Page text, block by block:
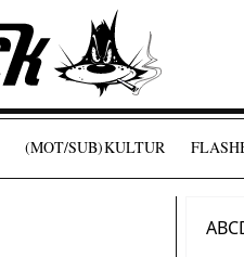
(MOT/SUB)KULTUR
ABC